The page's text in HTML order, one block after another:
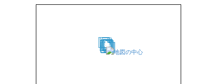
12
3
45
67
8
9
10
1112
1314
15
1617
18
19
20